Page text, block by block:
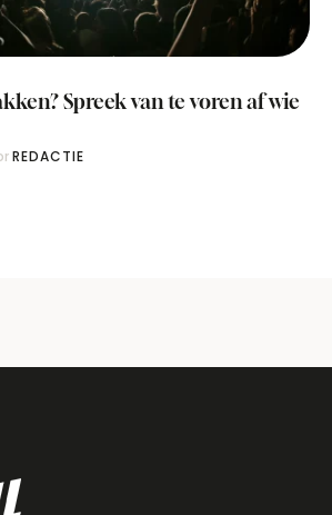
Spreek van te voren af wie
REDACTIE